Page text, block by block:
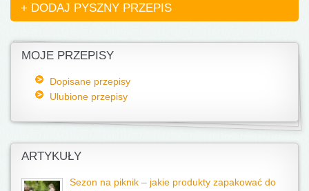
+ DODAJ PYSZNY PRZEPIS
MOJE PRZEPISY
Dopisane przepisy
Ulubione przepisy
ARTYKUŁY
Sezon na piknik – jakie produkty zapakować do